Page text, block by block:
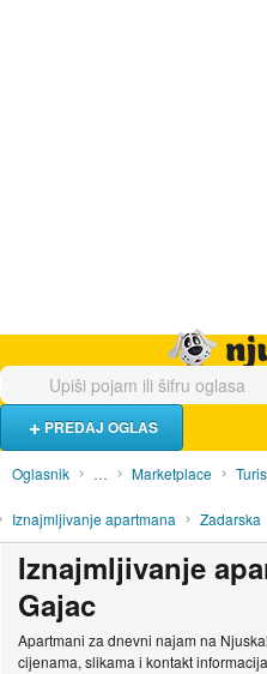
PREDAJ OGLAS
Oglasnik … Marketplace
Iznajmljivanje apartmana Zadarska
Iznajmljivanje
Gajac
Apartmani za dnevni najam na
cijenama, slikama i kontakt